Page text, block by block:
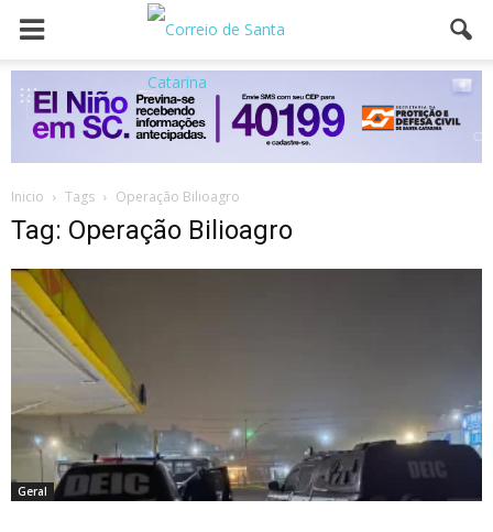
Inicio Tags Operação Bilioagro
Tag: Operação Bilioagro
Geral